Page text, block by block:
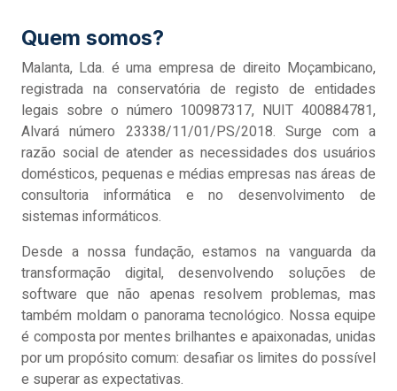
Quem somos?
Malanta, Lda. é uma empresa de direito Moçambicano,
registrada na conservatória de registo de entidades
legais sobre o número 100987317, NUIT 400884781,
Alvará número 23338/11/01/PS/2018. Surge com a
razão social de atender as necessidades dos usuários
domésticos, pequenas e médias empresas nas áreas de
consultoria informática e no desenvolvimento de
sistemas informáticos.
Desde a nossa fundação, estamos na vanguarda da
transformação digital, desenvolvendo soluções de
software que não apenas resolvem problemas, mas
também moldam o panorama tecnológico. Nossa equipe
é composta por mentes brilhantes e apaixonadas, unidas
por um propósito comum: desafiar os limites do possível
e superar as expectativas.